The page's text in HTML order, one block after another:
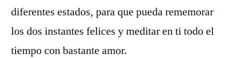
diferentes estados, para que pueda rememorar
los dos instantes felices y meditar en ti todo el
tiempo con bastante amor.